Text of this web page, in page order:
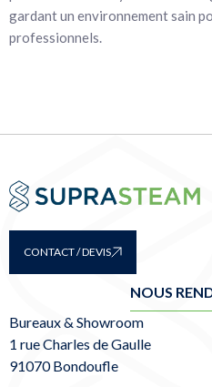
gardant un environnement sain
professionnels.
CONTACT / DEVIS
NOUS
Bureaux & Showroom
1 rue Charles de Gaulle
91070 Bondoufle